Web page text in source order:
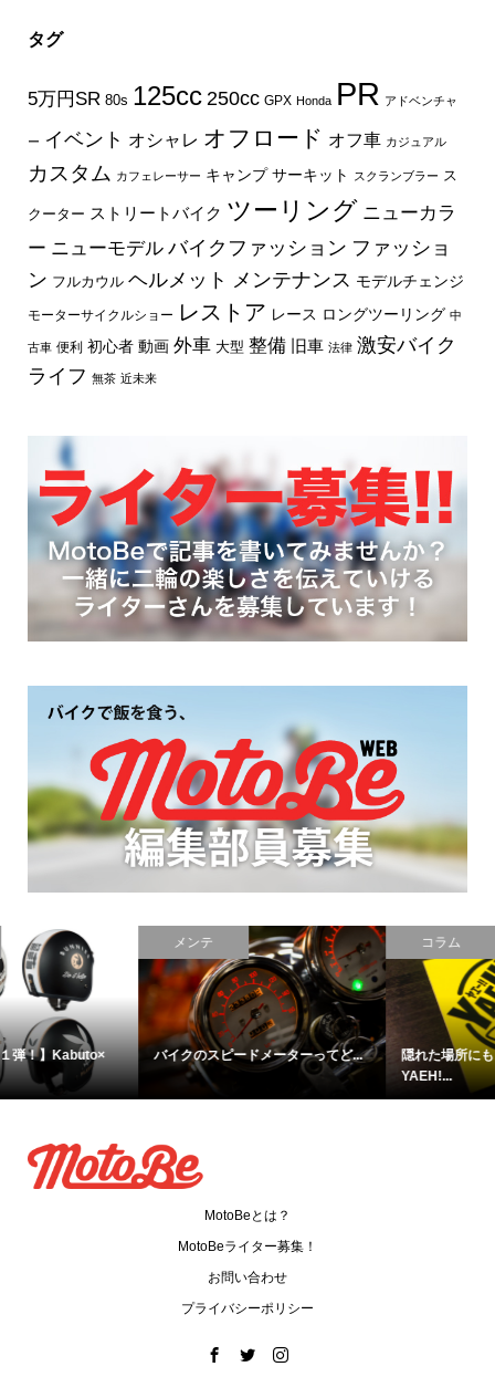
タグ
5万円SR 80s 125cc 250cc GPX Honda PR アドベンチャ
ー イベント オシャレ オフロード オフ車 カジュアル
カスタム カフェレーサー キャンプ サーキット スクランブラー ス
クーター ストリートバイク ツーリング ニューカラ
ー ニューモデル バイクファッション ファッショ
ン フルカウル ヘルメット メンテナンス モデルチェンジ
モーターサイクルショー レストア レース ロングツーリング 中
古車 便利 初心者 動画 外車 大型 整備 旧車 法律 激安バイク
ライフ 無茶 近未来
コラム
隠れた場所にもおいてある、
YAEH!...
ニュース
なんでもできちゃうスクーター！
MotoBeとは？
MotoBeライター募集！
お問い合わせ
プライバシーポリシー